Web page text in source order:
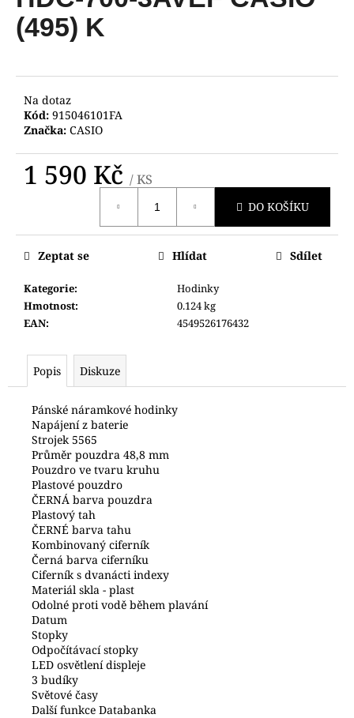
0,0
z
5
(495) K
Na dotaz
Kód: 915046101FA
Značka: CASIO
1 590 Kč / KS
DO KOŠÍKU
Kategorie:
Hodinky
Hmotnost:
0.124 kg
EAN: 4549526176432
Zeptat se Hlídat Sdílet
Popis Diskuze
Pánské náramkové hodinky
Napájení z baterie
Strojek 5565
Průměr pouzdra 48,8 mm
Pouzdro ve tvaru kruhu
Plastové pouzdro
ČERNÁ barva pouzdra
Plastový tah
ČERNÉ barva tahu
Kombinovaný ciferník
Černá barva ciferníku
Ciferník s dvanácti indexy
Materiál skla - plast
Odolné proti vodě během plavání
Datum
Stopky
Odpočítávací stopky
LED osvětlení displeje
3 budíky
Světové časy
Další funkce Databanka
a
j
t
?
HLEDAT
D
p
o
j
HODINKY
ORIENT
FER2F004W0
700
Kč